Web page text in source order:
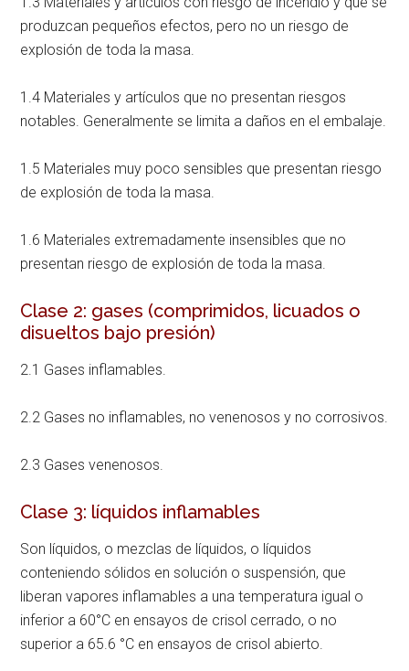
produzcan pequeños efectos, pero no un riesgo de
explosión de toda la masa.
1.4 Materiales y artículos que no presentan riesgos
notables. Generalmente se limita a daños en el embalaje.
1.5 Materiales muy poco sensibles que presentan riesgo
de explosión de toda la masa.
1.6 Materiales extremadamente insensibles que no
presentan riesgo de explosión de toda la masa.
Clase 2: gases (comprimidos, licuados o
disueltos bajo presión)
2.1 Gases inflamables.
2.2 Gases no inflamables, no venenosos y no corrosivos.
2.3 Gases venenosos.
Clase 3: líquidos inflamables
Son líquidos, o mezclas de líquidos, o líquidos
conteniendo sólidos en solución o suspensión, que
liberan vapores inflamables a una temperatura igual o
inferior a 60°C en ensayos de crisol cerrado, o no
superior a 65.6 °C en ensayos de crisol abierto.